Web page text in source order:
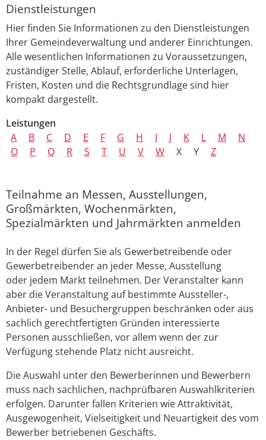
Dienstleistungen
Hier finden Sie Informationen zu den Dienstleistungen
Ihrer Gemeindeverwaltung und anderer Einrichtungen.
Alle wesentlichen Informationen zu Voraussetzungen,
zuständiger Stelle, Ablauf, erforderliche Unterlagen,
Fristen, Kosten und die Rechtsgrundlage sind hier
kompakt dargestellt.
Leistungen
A
B C D E F G H I J K L M
N
O
P Q R S T U V W X Y Z
Teilnahme an Messen, Ausstellungen,
Großmärkten, Wochenmärkten,
Spezialmärkten und Jahrmärkten anmelden
In der Regel dürfen Sie als Gewerbetreibende oder
Gewerbetreibender an jeder Messe, Ausstellung
oder jedem Markt teilnehmen. Der Veranstalter kann
aber die Veranstaltung auf bestimmte Aussteller-,
Anbieter- und Besuchergruppen beschränken oder aus
sachlich gerechtfertigten Gründen interessierte
Personen ausschließen, vor allem wenn der zur
Verfügung stehende Platz nicht ausreicht.
Die Auswahl unter den Bewerberinnen und Bewerbern
muss nach sachlichen, nachprüfbaren Auswahlkriterien
erfolgen. Darunter fallen Kriterien wie Attraktivität,
Ausgewogenheit, Vielseitigkeit und Neuartigkeit des vom
Bewerber betriebenen Geschäfts.